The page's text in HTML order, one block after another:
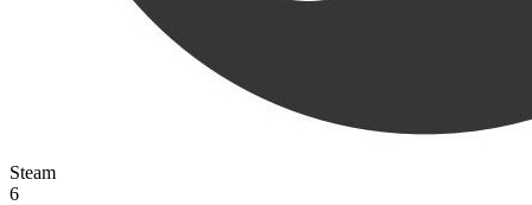
Steam
6